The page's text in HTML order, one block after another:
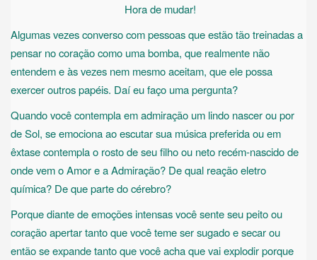
Hora de mudar!
Algumas vezes converso com pessoas que estão tão treinadas a
pensar no coração como uma bomba, que realmente não
entendem e às vezes nem mesmo aceitam, que ele possa
exercer outros papéis. Daí eu faço uma pergunta?
Quando você contempla em admiração um lindo nascer ou por
de Sol, se emociona ao escutar sua música preferida ou em
êxtase contempla o rosto de seu filho ou neto recém-nascido de
onde vem o Amor e a Admiração? De qual reação eletro
química? De que parte do cérebro?
Porque diante de emoções intensas você sente seu peito ou
coração apertar tanto que você teme ser sugado e secar ou
então se expande tanto que você acha que vai explodir porque